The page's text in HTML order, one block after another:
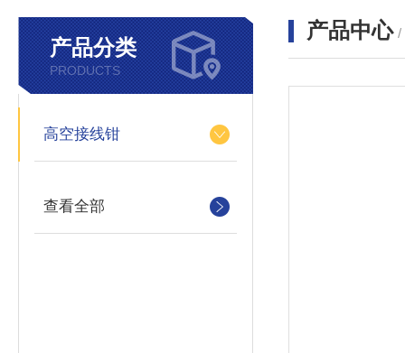
产品分类
PRODUCTS
高空接线钳
查看全部
产品中心 /